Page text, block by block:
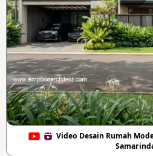
Video Desain Rumah